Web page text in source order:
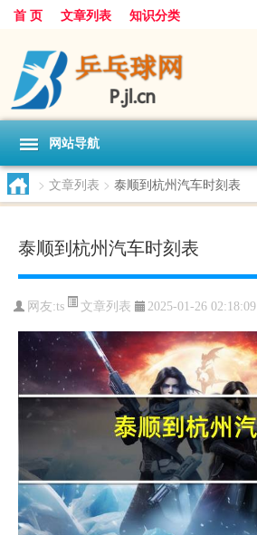
首 页 文章列表 知识分类
网站导航
> 文章列表 > 泰顺到杭州汽车时刻表
泰顺到杭州汽车时刻表
网友:ts 文章列表 2025-01-26 02:18:09